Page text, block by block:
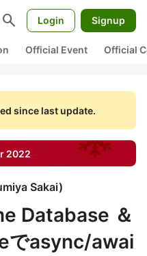
search Login Signup
Official Event Official
since last update.
2022
Sakai)
Database ＆
でasync/awai